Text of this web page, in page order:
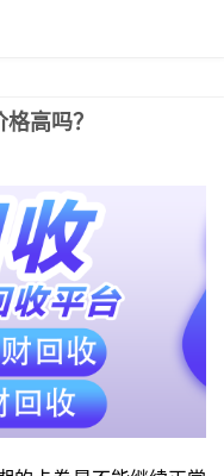
高吗？